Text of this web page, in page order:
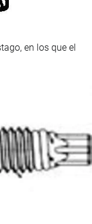
en los que el